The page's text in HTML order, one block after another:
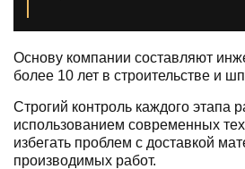
Основу компании составляют
более 10 лет в строительстве и
Строгий контроль каждого этапа
использованием современных
избегать проблем с доставкой
производимых работ.